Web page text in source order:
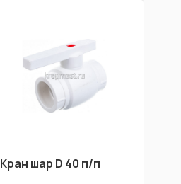
Кран шар D 40 п/п